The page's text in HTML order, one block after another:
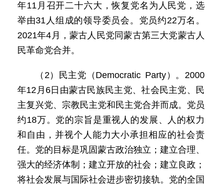
年11月召开二十六大，恢复党名为人民党，选
举由31人组成的领导委员会。党员约22万名。
2021年4月，蒙古人民党同蒙古第三大党蒙古人
民革命党合并。
（2）民主党（Democratic Party）。2000
年12月6日由蒙古民族民主党、社会民主党、民
主复兴党、宗教民主党和民主党合并而成。党员
约18万。党的宗旨是重视人的发展、人的权力
和自由，并视个人能力大小承担相应的社会责
任。党的目标是巩固蒙古政治独立；建立合理、
强大的经济体制；建立开放的社会；建立良政；
将社会发展与国际社会进步密切接轨。党的全国